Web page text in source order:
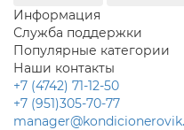
Информация
Служба поддержки
Популярные категории
Наши контакты
+7 (4742) 71-12-50
+7 (951)305-70-77